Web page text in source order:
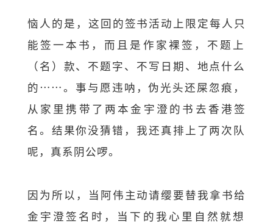
恼人的是，这回的签书活动上限定每人只
能签一本书， 而且是作家裸签，不题上
（名）款、不题字、不写日期、 地点什么
的……。事与愿违呐，伪光头还屎忽痕，
从家里携带了两本金宇澄的书去香港签
名。结果你没猜错， 我还真排上了两次队
呢，真系阴公啰。
因为所以，当阿伟主动请缨要替我拿书给
金宇澄签名时， 当下的我心里自然就想